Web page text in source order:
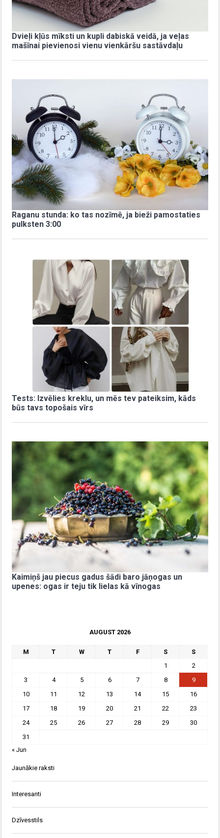
Dvieļi kļūs mīksti un kupli dabiskā veidā, ja veļas
mašīnai pievienosi vienu vienkāršu sastāvdaļu
Raganu stunda: ko tas nozīmē, ja bieži pamostaties
pulksten 3:00
Tests: Izvēlies kreklu, un mēs tev pateiksim, kāds
būs tavs topošais vīrs
Kaimiņš jau piecus gadus šādi baro jāņogas un
upenes: ogas ir teju tik lielas kā vīnogas
AUGUST 2026
M T W T F S
S
1
2
3
4 5 6 7 8
9
10
11 12 13 14 15
16
17
18 19 20 21 22
23
24
25 26 27 28 29
30
31
« Jun
Jaunākie raksti
Interesanti
Dzīvesstils